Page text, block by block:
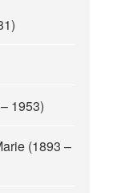
1953)
(1893 –